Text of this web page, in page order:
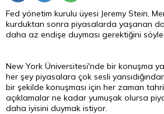
Fed yönetim kurulu üyesi Jeremy Stein,
kurduktan sonra piyasalarda yaşanan
daha az endişe duyması gerektiğini
New York Üniversitesi'nde bir konuşma
her şey piyasalara çok sesli yansıdığından
bir şekilde konuşması için her zaman
açıklamalar ne kadar yumuşak olursa
daha iyisini duymak istiyor.